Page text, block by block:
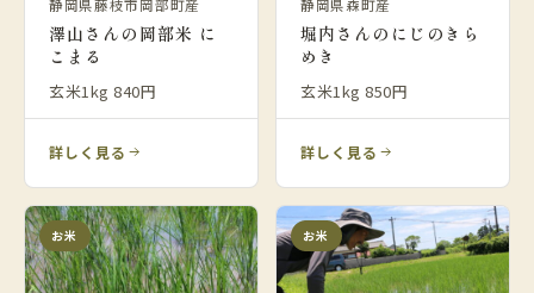
静岡県藤枝市岡部町産
澤山さんの岡部米 に
こまる
玄米1kg 840円
詳しく見る
静岡県森町産
堀内さんのにじのきら
めき
玄米1kg 850円
詳しく見る
お米 お米